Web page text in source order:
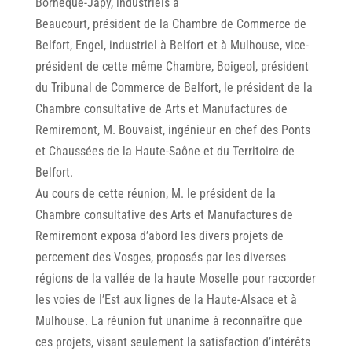
Beaucourt, président de la Chambre de Commerce de
Belfort, Engel, industriel à Belfort et à Mulhouse, vice-
président de cette même Chambre, Boigeol, président
du Tribunal de Commerce de Belfort, le président de la
Chambre consultative de Arts et Manufactures de
Remiremont, M. Bouvaist, ingénieur en chef des Ponts
et Chaussées de la Haute-Saône et du Territoire de
Belfort.
Au cours de cette réunion, M. le président de la
Chambre consultative des Arts et Manufactures de
Remiremont exposa d’abord les divers projets de
percement des Vosges, proposés par les diverses
régions de la vallée de la haute Moselle pour raccorder
les voies de I’Est aux lignes de la Haute-Alsace et à
Mulhouse. La réunion fut unanime à reconnaître que
ces projets, visant seulement la satisfaction d’intérêts